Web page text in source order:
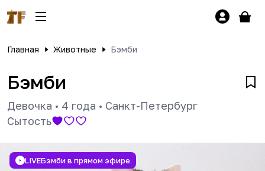
Главная Животные Бэмби
Бэмби
Девочка • 4 года • Санкт-Петербург
Сытость
LIVEБэмби в прямом эфире